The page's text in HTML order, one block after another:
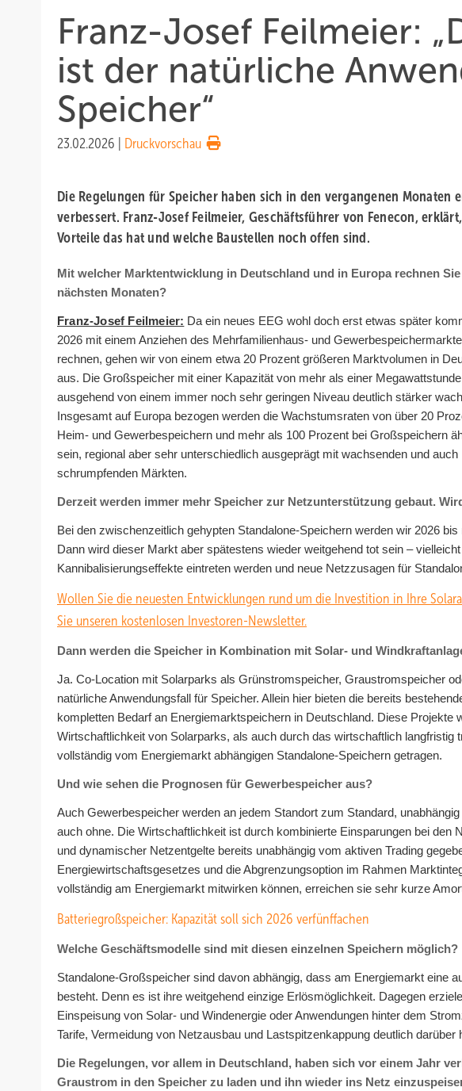
Franz-Josef Feilmeier:
ist der natürliche
Speicher“
23.02.2026 Druckvorschau
Die Regelungen für Speicher haben sich in den vergangenen Monaten
verbessert. Franz-Josef Feilmeier, Geschäftsführer von Fenecon,
Vorteile das hat und welche Baustellen noch offen sind.
Mit welcher Marktentwicklung in Deutschland und in Europa rechnen
nächsten Monaten?
Franz-Josef Feilmeier: Da ein neues EEG wohl doch erst etwas später
2026 mit einem Anziehen des Mehrfamilienhaus- und
rechnen, gehen wir von einem etwa 20 Prozent größeren Marktvolumen in
aus. Die Großspeicher mit einer Kapazität von mehr als einer
ausgehend von einem immer noch sehr geringen Niveau deutlich stärker
Insgesamt auf Europa bezogen werden die Wachstumsraten von über 20
Heim- und Gewerbespeichern und mehr als 100 Prozent bei Großspeichern
sein, regional aber sehr unterschiedlich ausgeprägt mit wachsenden und auch
schrumpfenden Märkten.
Derzeit werden immer mehr Speicher zur Netzunterstützung gebaut.
Bei den zwischenzeitlich gehypten Standalone-Speichern werden wir 2026
Dann wird dieser Markt aber spätestens wieder weitgehend tot sein –
Kannibalisierungseffekte eintreten werden und neue Netzzusagen für
Wollen Sie die neuesten Entwicklungen rund um die Investition in Ihre
Sie unseren kostenlosen Investoren-Newsletter.
Dann werden die Speicher in Kombination mit Solar- und
Ja. Co-Location mit Solarparks als Grünstromspeicher, Graustromspeicher
natürliche Anwendungsfall für Speicher. Allein hier bieten die bereits
kompletten Bedarf an Energiemarktspeichern in Deutschland. Diese Projekte
Wirtschaftlichkeit von Solarparks, als auch durch das wirtschaftlich langfristig
vollständig vom Energiemarkt abhängigen Standalone-Speichern getragen.
Und wie sehen die Prognosen für Gewerbespeicher aus?
Auch Gewerbespeicher werden an jedem Standort zum Standard,
auch ohne. Die Wirtschaftlichkeit ist durch kombinierte Einsparungen bei den
und dynamischer Netzentgelte bereits unabhängig vom aktiven Trading
Energiewirtschaftsgesetzes und die Abgrenzungsoption im Rahmen
vollständig am Energiemarkt mitwirken können, erreichen sie sehr kurze
Batteriegroßspeicher: Kapazität soll sich 2026 verfünffachen
Welche Geschäftsmodelle sind mit diesen einzelnen Speichern möglich?
Standalone-Großspeicher sind davon abhängig, dass am Energiemarkt eine
besteht. Denn es ist ihre weitgehend einzige Erlösmöglichkeit. Dagegen
Einspeisung von Solar- und Windenergie oder Anwendungen hinter dem
Tarife, Vermeidung von Netzausbau und Lastspitzenkappung deutlich darüber
Die Regelungen, vor allem in Deutschland, haben sich vor einem Jahr
Graustrom in den Speicher zu laden und ihn wieder ins Netz